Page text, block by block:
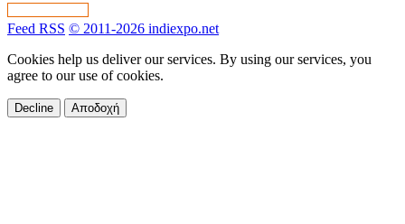
Feed RSS © 2011-2026 indiexpo.net
Cookies help us deliver our services. By using our services, you
agree to our use of cookies.
Decline Αποδοχή